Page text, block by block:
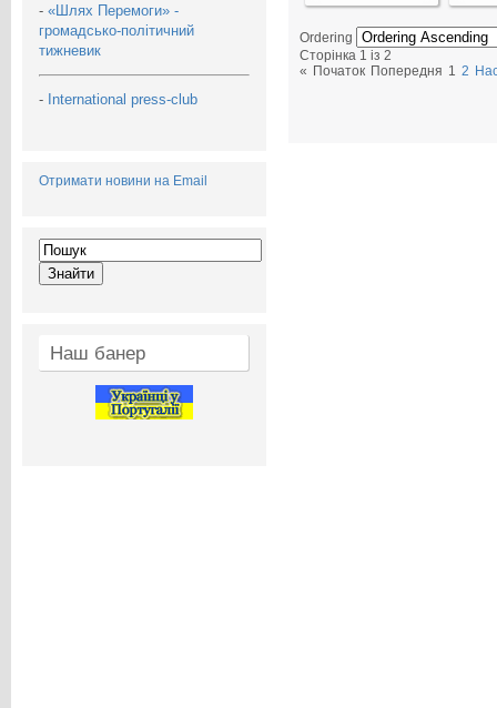
- «Шлях Перемоги» -
громадсько-політичний
тижневик
- International press-club
Отримати новини на Email
Наш банер
Ordering
Сторінка 1 із 2
« Початок Попередня 1 2